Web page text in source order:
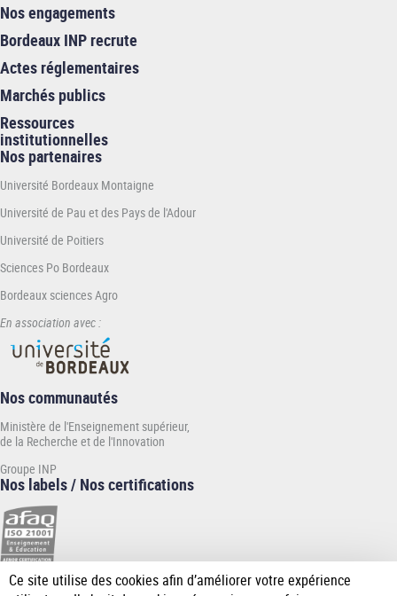
Nos engagements
Bordeaux INP recrute
Actes réglementaires
Marchés publics
Ressources
institutionnelles
Nos partenaires
Université Bordeaux Montaigne
Université de Pau et des Pays de l'Adour
Université de Poitiers
Sciences Po Bordeaux
Bordeaux sciences Agro
En association avec :
Nos communautés
Ministère de l'Enseignement supérieur,
de la Recherche et de l'Innovation
Groupe INP
Nos labels / Nos certifications
Ce site utilise des cookies afin d’améliorer votre expérience